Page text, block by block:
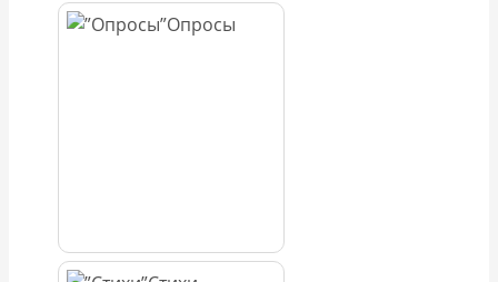
Опросы